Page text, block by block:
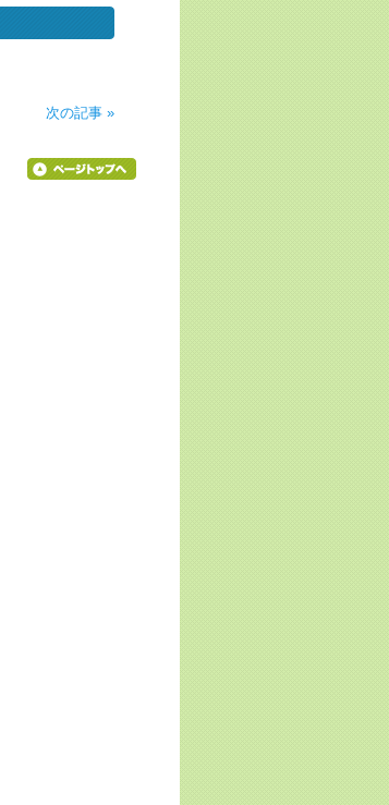
次の記事 »